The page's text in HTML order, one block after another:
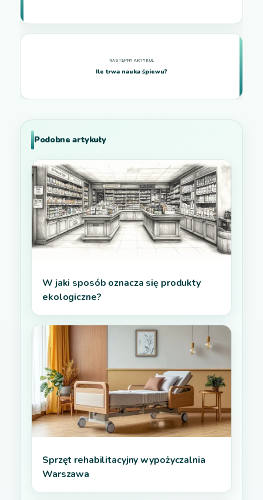
Ile trwa nauka śpiewu?
Podobne artykuły
W jaki sposób oznacza się produkty
ekologiczne?
Sprzęt rehabilitacyjny wypożyczalnia
Warszawa